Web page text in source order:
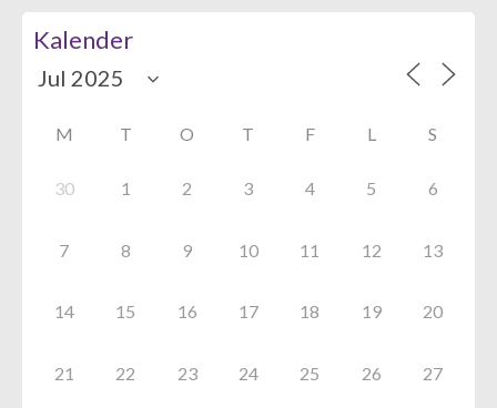
Kalender
M T O T F L S
30 1 2 3 4 5 6
7 8 9 10 11 12 13
14 15 16 17 18 19 20
21 22 23 24 25 26 27